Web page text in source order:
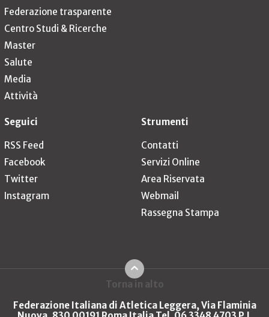
Federazione trasparente
Centro Studi & Ricerche
Master
Salute
Media
Attività
Seguici
RSS Feed
Facebook
Twitter
Instagram
Strumenti
Contatti
Servizi Online
Area Riservata
Webmail
Rassegna Stampa
Torna in alto
Federazione Italiana di Atletica Leggera, Via Flaminia